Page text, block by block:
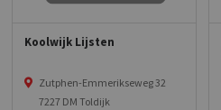
Koolwijk Lijsten
Zutphen-Emmerikseweg 32
7227 DM Toldijk